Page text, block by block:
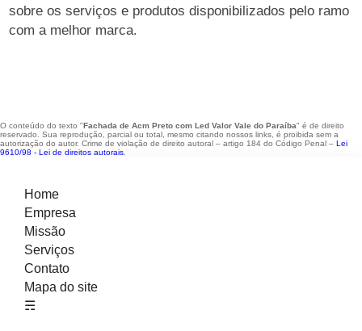
sobre os serviços e produtos disponibilizados pelo ramo
com a melhor marca.
O conteúdo do texto "Fachada de Acm Preto com Led Valor Vale do Paraíba" é de direito
reservado. Sua reprodução, parcial ou total, mesmo citando nossos links, é proibida sem a
autorização do autor. Crime de violação de direito autoral – artigo 184 do Código Penal – Lei
9610/98 - Lei de direitos autorais
Home
Empresa
Missão
Serviços
Contato
Mapa do site
☴